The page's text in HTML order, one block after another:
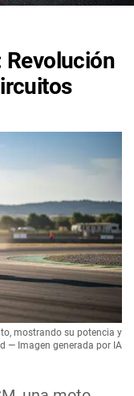
Revolución
mostrando su potencia y
— Imagen generada por IA